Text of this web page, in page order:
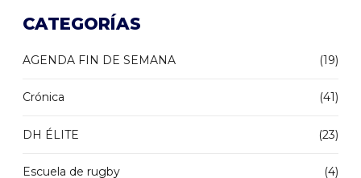
CATEGORÍAS
AGENDA FIN DE SEMANA (19)
Crónica (41)
DH ÉLITE (23)
Escuela de rugby (4)